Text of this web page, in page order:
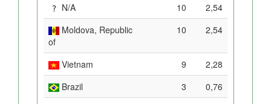
N/A
10
2,54
Moldova, Republic
of
10 2,54
Vietnam 9
2,28
Brazil
3
0,76